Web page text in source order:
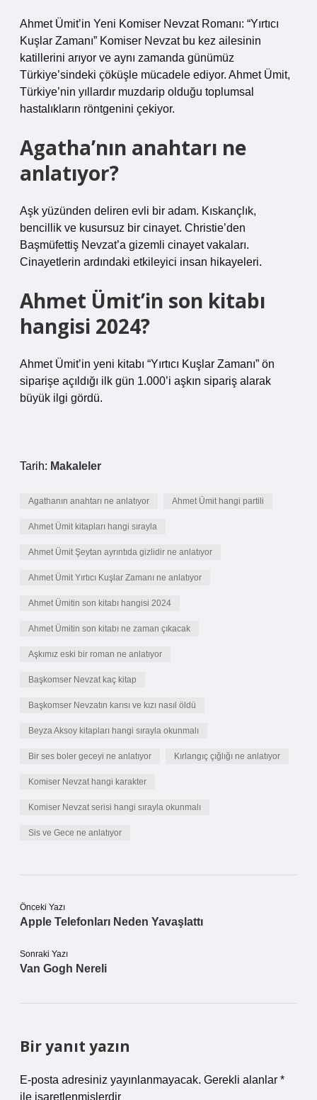
Ahmet Ümit’in Yeni Komiser Nevzat Romanı: “Yırtıcı
Kuşlar Zamanı” Komiser Nevzat bu kez ailesinin
katillerini arıyor ve aynı zamanda günümüz
Türkiye’sindeki çöküşle mücadele ediyor. Ahmet Ümit,
Türkiye’nin yıllardır muzdarip olduğu toplumsal
hastalıkların röntgenini çekiyor.
Agatha’nın anahtarı ne
anlatıyor?
Aşk yüzünden deliren evli bir adam. Kıskançlık,
bencillik ve kusursuz bir cinayet. Christie’den
Başmüfettiş Nevzat’a gizemli cinayet vakaları.
Cinayetlerin ardındaki etkileyici insan hikayeleri.
Ahmet Ümit’in son kitabı
hangisi 2024?
Ahmet Ümit’in yeni kitabı “Yırtıcı Kuşlar Zamanı” ön
siparişe açıldığı ilk gün 1.000’i aşkın sipariş alarak
büyük ilgi gördü.
Tarih: Makaleler
Agathanın anahtarı ne anlatıyor Ahmet Ümit hangi partili
Ahmet Ümit kitapları hangi sırayla
Ahmet Ümit Şeytan ayrıntıda gizlidir ne anlatıyor
Ahmet Ümit Yırtıcı Kuşlar Zamanı ne anlatıyor
Ahmet Ümitin son kitabı hangisi 2024
Ahmet Ümitin son kitabı ne zaman çıkacak
Aşkımız eski bir roman ne anlatıyor
Başkomser Nevzat kaç kitap
Başkomser Nevzatın karısı ve kızı nasıl öldü
Beyza Aksoy kitapları hangi sırayla okunmalı
Bir ses boler geceyi ne anlatıyor Kırlangıç çığlığı ne anlatıyor
Komiser Nevzat hangi karakter
Komiser Nevzat serisi hangi sırayla okunmalı
Sis ve Gece ne anlatıyor
Önceki Yazı
Apple Telefonları Neden Yavaşlattı
Sonraki Yazı
Van Gogh Nereli
Bir yanıt yazın
E-posta adresiniz yayınlanmayacak. Gerekli alanlar *
ile işaretlenmişlerdir